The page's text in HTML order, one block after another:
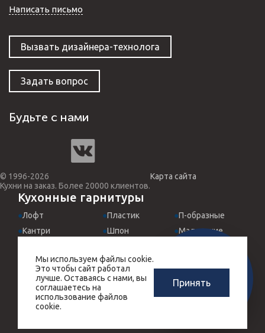
Написать письмо
Вызвать дизайнера-технолога
Задать вопрос
Будьте с нами
© 1996-2026
Кухни на заказ. Более 20000 клиентов.
Карта сайта
Кухонные гарнитуры
Лофт
Кантри
Хай-Тек
Прованс
Массив дерева
Пластик
Шпон
Италия
Угловые
Прямые
П-образные
Маленькие
ДИЗАЙНЕР
БЕСПЛАТНО
РАСЧЕТ КУХНИ
ЗА 10 МИНУТ
Мы используем файлы cookie.
Это чтобы сайт работал
лучше. Оставаясь с нами, вы
соглашаетесь на
использование файлов
cookie.
Принять